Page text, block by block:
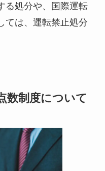
る処分や、国際運転
ては、運転禁止処分
数制度について